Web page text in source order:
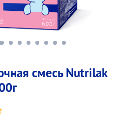
смесь Nutrilak